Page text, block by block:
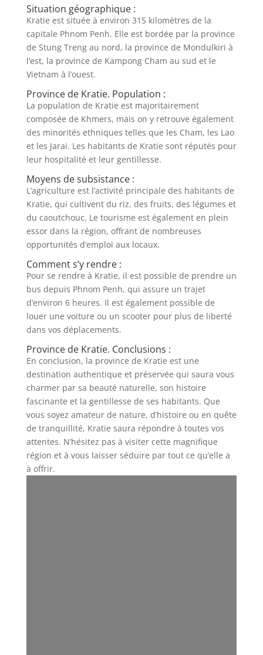
Situation géographique :
Kratie est située à environ 315 kilomètres de la
capitale Phnom Penh. Elle est bordée par la province
de Stung Treng au nord, la province de Mondulkiri à
l’est, la province de Kampong Cham au sud et le
Vietnam à l’ouest.
Province de Kratie. Population :
La population de Kratie est majoritairement
composée de Khmers, mais on y retrouve également
des minorités ethniques telles que les Cham, les Lao
et les Jarai. Les habitants de Kratie sont réputés pour
leur hospitalité et leur gentillesse.
Moyens de subsistance :
L’agriculture est l’activité principale des habitants de
Kratie, qui cultivent du riz, des fruits, des légumes et
du caoutchouc. Le tourisme est également en plein
essor dans la région, offrant de nombreuses
opportunités d’emploi aux locaux.
Comment s’y rendre :
Pour se rendre à Kratie, il est possible de prendre un
bus depuis Phnom Penh, qui assure un trajet
d’environ 6 heures. Il est également possible de
louer une voiture ou un scooter pour plus de liberté
dans vos déplacements.
Province de Kratie. Conclusions :
En conclusion, la province de Kratie est une
destination authentique et préservée qui saura vous
charmer par sa beauté naturelle, son histoire
fascinante et la gentillesse de ses habitants. Que
vous soyez amateur de nature, d’histoire ou en quête
de tranquillité, Kratie saura répondre à toutes vos
attentes. N’hésitez pas à visiter cette magnifique
région et à vous laisser séduire par tout ce qu’elle a
à offrir.